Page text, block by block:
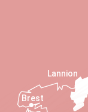
Lannion
Brest